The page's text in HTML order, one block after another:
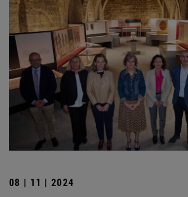
08 | 11 | 2024